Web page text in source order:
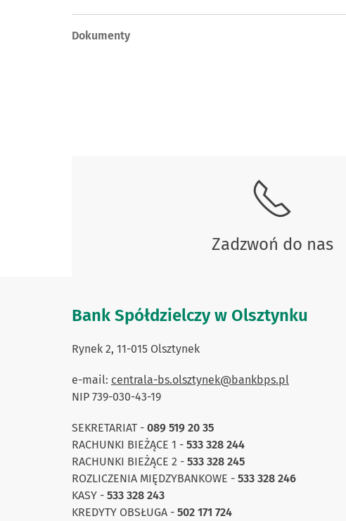
Dokumenty
Zadzwoń do nas
Bank Spółdzielczy w Olsztynku
Rynek 2, 11-015 Olsztynek
e-mail: centrala-bs.olsztynek@bankbps.pl
NIP 739-030-43-19
SEKRETARIAT - 089 519 20 35
RACHUNKI BIEŻĄCE 1 - 533 328 244
RACHUNKI BIEŻĄCE 2 - 533 328 245
ROZLICZENIA MIĘDZYBANKOWE - 533 328 246
KASY - 533 328 243
KREDYTY OBSŁUGA - 502 171 724